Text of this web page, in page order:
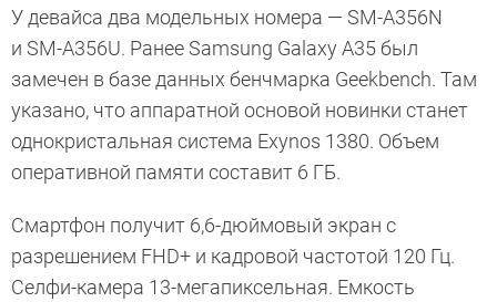
У девайса два модельных номера — SM-A356N
и SM-A356U. Ранее Samsung Galaxy A35 был
замечен в базе данных бенчмарка Geekbench. Там
указано, что аппаратной основой новинки станет
однокристальная система Exynos 1380. Объем
оперативной памяти составит 6 ГБ.
Смартфон получит 6,6-дюймовый экран с
разрешением FHD+ и кадровой частотой 120 Гц.
Селфи-камера 13-мегапиксельная. Емкость